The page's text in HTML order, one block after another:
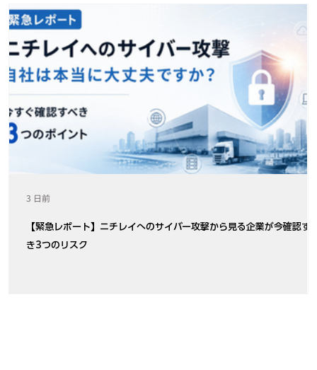
【緊急レポート】ニチレイへのサイバー攻撃から見る企業が今確認す
き3つのリスク
3 日前